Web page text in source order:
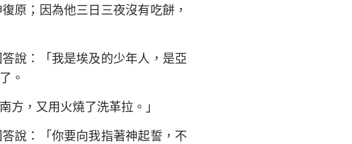
原；因為他三日三夜沒有吃餅，
說：「我是埃及的少年人，是亞
。
方，又用火燒了洗革拉。」
說：「你要向我指著神起誓，不